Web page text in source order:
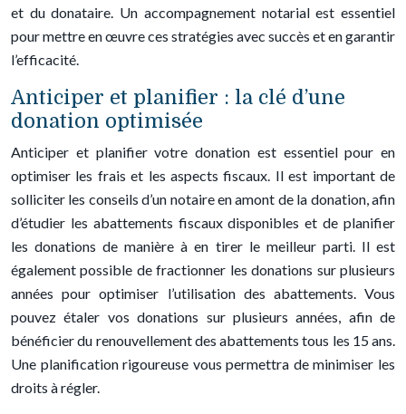
et du donataire. Un accompagnement notarial est essentiel
pour mettre en œuvre ces stratégies avec succès et en garantir
l’efficacité.
Anticiper et planifier : la clé d’une
donation optimisée
Anticiper et planifier votre donation est essentiel pour en
optimiser les frais et les aspects fiscaux. Il est important de
solliciter les conseils d’un notaire en amont de la donation, afin
d’étudier les abattements fiscaux disponibles et de planifier
les donations de manière à en tirer le meilleur parti. Il est
également possible de fractionner les donations sur plusieurs
années pour optimiser l’utilisation des abattements. Vous
pouvez étaler vos donations sur plusieurs années, afin de
bénéficier du renouvellement des abattements tous les 15 ans.
Une planification rigoureuse vous permettra de minimiser les
droits à régler.